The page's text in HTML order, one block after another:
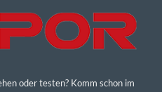
oder testen? Komm schon im